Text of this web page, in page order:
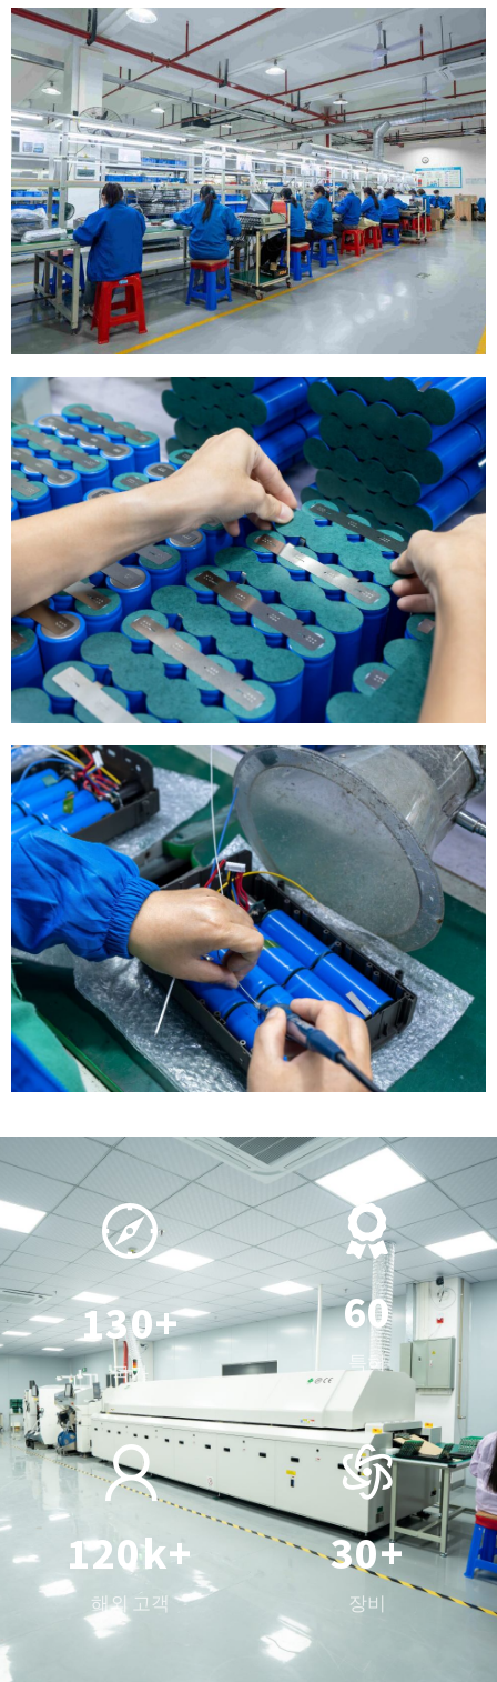
0
1
2
3
4
5
6
7
8
0
1
2
3
4
5
6
7
8
9
0
1
2
3
4
5
6
7
+
국가
0
1
2
3
4
5
6
7
8
9
0
1
3
4
5
6
7
특허
0
1
2
3
0
1
2
3
4
0
1
2
k+
해외 고객
0
1
2
3
4
0
1
+
장비